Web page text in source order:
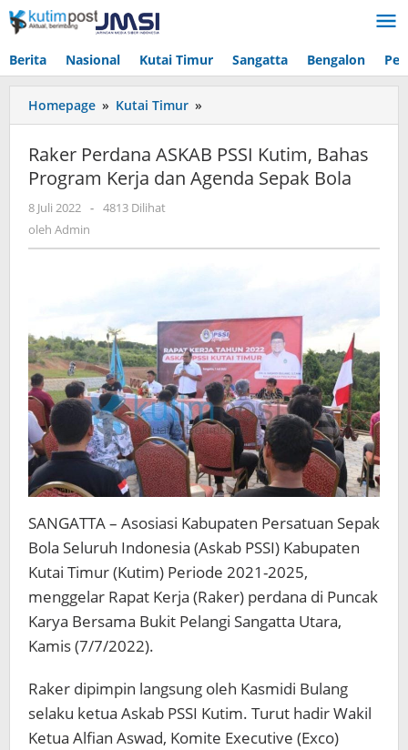
Lewati
ke
Berita Nasional Kutai Timur Sangatta Bengalon
Homepage » Kutai Timur »
Perdana
PSSI
Kutim,
Bola
Raker Perdana ASKAB PSSI Kutim, Bahas
Program Kerja dan Agenda Sepak Bola
8 Juli 2022 oleh
- 4813 Dilihat
oleh Admin
SANGATTA – Asosiasi Kabupaten Persatuan Sepak
Bola Seluruh Indonesia (Askab PSSI) Kabupaten
Kutai Timur (Kutim) Periode 2021-2025,
menggelar Rapat Kerja (Raker) perdana di Puncak
Karya Bersama Bukit Pelangi Sangatta Utara,
Kamis (7/7/2022).
Raker dipimpin langsung oleh Kasmidi Bulang
selaku ketua Askab PSSI Kutim. Turut hadir Wakil
Ketua Alfian Aswad, Komite Executive (Exco)